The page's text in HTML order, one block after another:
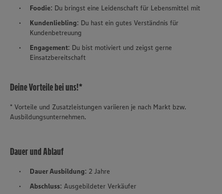
Foodie: Du bringst eine Leidenschaft für Lebensmittel mit
Kundenliebling: Du hast ein gutes Verständnis für
Kundenbetreuung
Engagement: Du bist motiviert und zeigst gerne
Einsatzbereitschaft
Deine Vorteile bei uns!*
* Vorteile und Zusatzleistungen variieren je nach Markt bzw.
Ausbildungsunternehmen.
Dauer und Ablauf
Dauer Ausbildung: 2 Jahre
Abschluss: Ausgebildeter Verkäufer